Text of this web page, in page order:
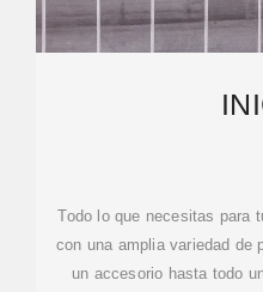
Todo lo que necesitas para
con una amplia variedad de
un accesorio hasta todo